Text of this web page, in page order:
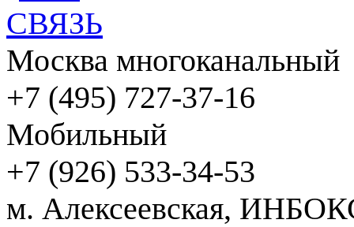
Москва многоканальный
+7 (495) 727-37-16
Мобильный
+7 (926) 533-34-53
м. Алексеевская,